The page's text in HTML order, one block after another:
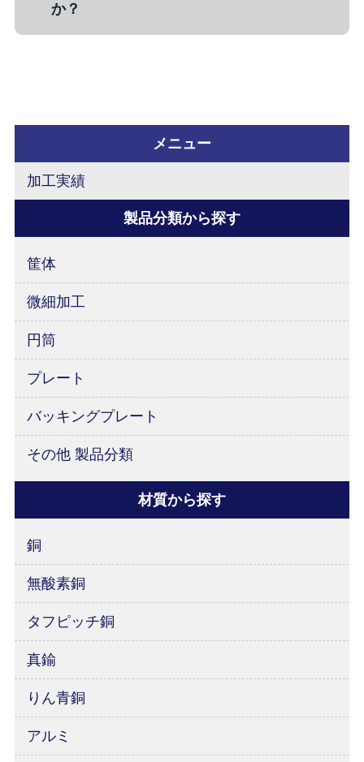
か？
メニュー
加工実績
製品分類から探す
筐体
微細加工
円筒
プレート
バッキングプレート
その他 製品分類
材質から探す
銅
無酸素銅
タフピッチ銅
真鍮
りん青銅
アルミ